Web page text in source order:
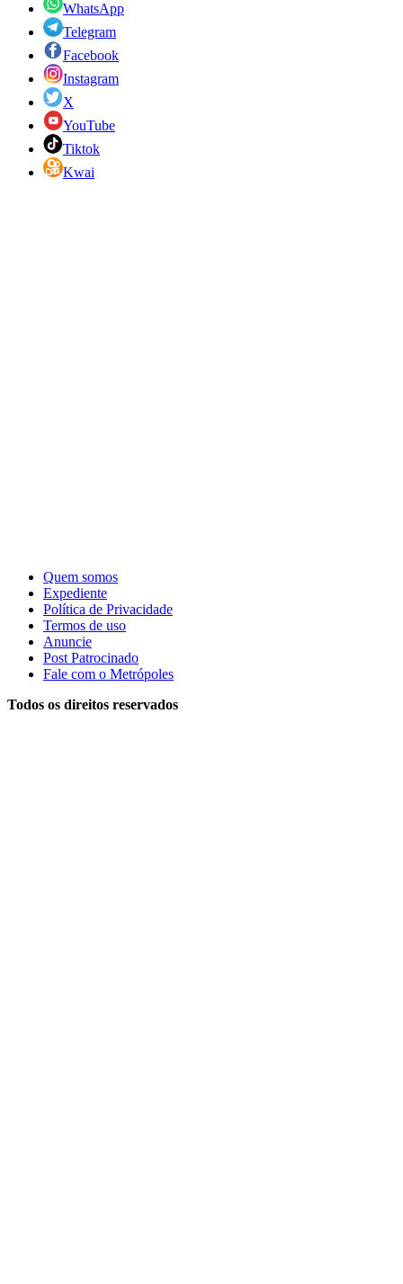
WhatsApp
Telegram
Facebook
Instagram
X
YouTube
Tiktok
Kwai
Quem somos
Expediente
Política de Privacidade
Termos de uso
Anuncie
Post Patrocinado
Fale com o Metrópoles
Todos os direitos reservados